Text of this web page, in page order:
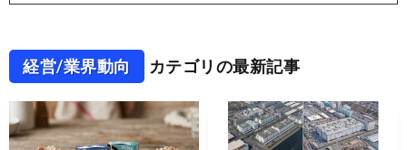
経営/業界動向 カテゴリの最新記事